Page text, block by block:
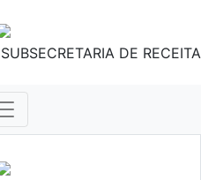
DE RECEITA